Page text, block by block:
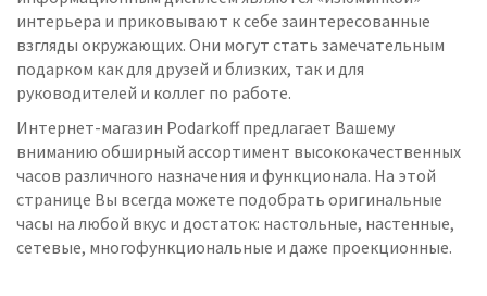
интерьера и приковывают к себе заинтересованные
взгляды окружающих. Они могут стать замечательным
подарком как для друзей и близких, так и для
руководителей и коллег по работе.
Интернет-магазин Podarkoff предлагает Вашему
вниманию обширный ассортимент высококачественных
часов различного назначения и функционала. На этой
странице Вы всегда можете подобрать оригинальные
часы на любой вкус и достаток: настольные, настенные,
сетевые, многофункциональные и даже проекционные.